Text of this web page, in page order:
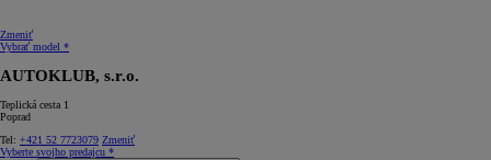
Zmeniť
Vybrať model *
AUTOKLUB, s.r.o.
Teplická cesta 1
Poprad
Tel: +421 52 7723079 Zmeniť
Vyberte svojho predajcu *